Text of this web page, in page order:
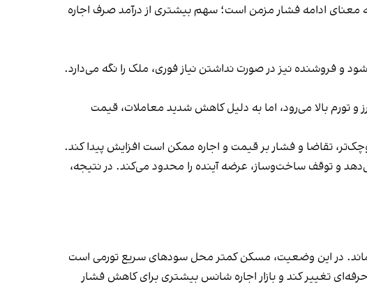
معنای ادامه فشار مزمن است؛ سهم بیشتری از درآمد صرف اجاره
و فروشنده نیز در صورت نداشتن نیاز فوری، ملک را نگه می‌دارد.
تورم بالا می‌رود، اما به دلیل کاهش شدید معاملات، قیمت
تقاضا و فشار بر قیمت و اجاره ممکن است افزایش پیدا کند.
و توقف ساخت‌وساز، عرضه آینده را محدود می‌کند. در نتیجه،
در این وضعیت، مسکن کمتر محل سودهای سریع تورمی است
تغییر کند و بازار اجاره شانس بیشتری برای کاهش فشار